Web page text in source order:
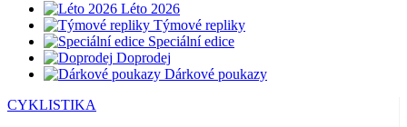
Léto 2026
Týmové repliky
Speciální edice
Doprodej
Dárkové poukazy
CYKLISTIKA